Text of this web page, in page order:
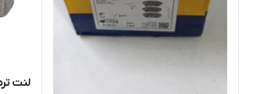
لنت